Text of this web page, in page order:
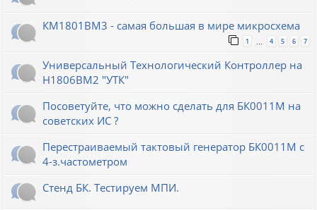
КМ1801ВМ3 - самая большая в мире микросхема
1 … 4 5 6 7
Универсальный Технологический Контроллер на
Н1806ВМ2 "УТК"
Посоветуйте, что можно сделать для БК0011М на
советских ИС ?
Перестраиваемый тактовый генератор БК0011М с
4-з.частометром
Стенд БК. Тестируем МПИ.